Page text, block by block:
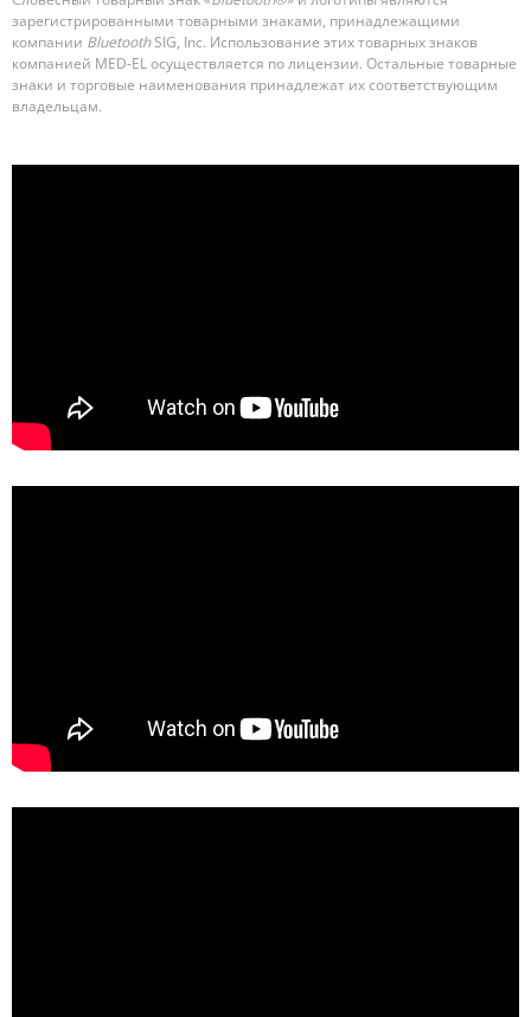
зарегистрированными товарными знаками, принадлежащими
компании BluetoothSIG, Inc. Использование этих товарных знаков
компанией MED-EL осуществляется по лицензии. Остальные товарные
знаки и торговые наименования принадлежат их соответствующим
владельцам.